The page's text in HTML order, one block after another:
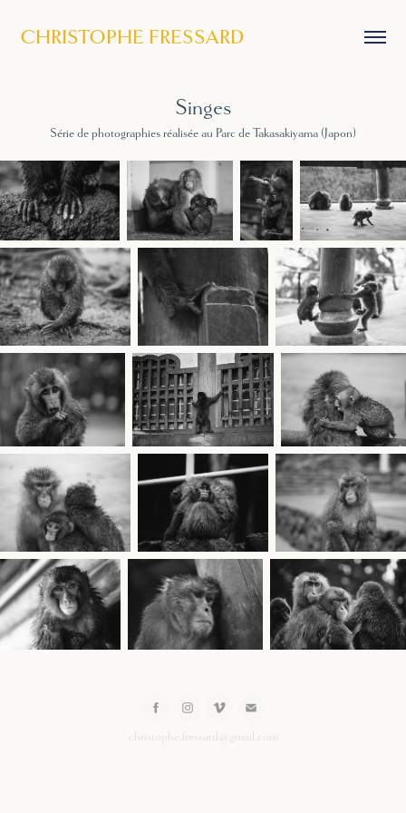
CHRISTOPHE FRESSARD
Singes
Série de photographies réalisée au Parc de Takasakiyama (Japon)
christophe.fressard@gmail.com